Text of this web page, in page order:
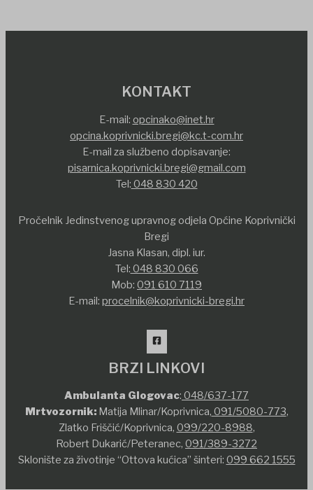
KONTAKT
E-mail: opcinako@inet.hr
opcina.koprivnicki.bregi@kc.t-com.hr
E-mail za službeno dopisavanje:
pisarnica.koprivnicki.bregi@gmail.com
Tel: 048 830 420
Pročelnik Jedinstvenog upravnog odjela Općine Koprivnički
Bregi
Jasna Klasan, dipl. iur.
Tel: 048 830 066
Mob: 091 610 7119
E-mail: procelnik@koprivnicki-bregi.hr
BRZI LINKOVI
Ambulanta Glogovac: 048/637-177
Mrtvozornik:Matija Mlinar/Koprivnica, 091/5080-773,
Zlatko Friščić/Koprivnica, 099/220-8988,
Robert Dukarić/Peteranec, 091/389-3272
Sklonište za životinje “Ottova kućica” šinteri: 099 662 1555